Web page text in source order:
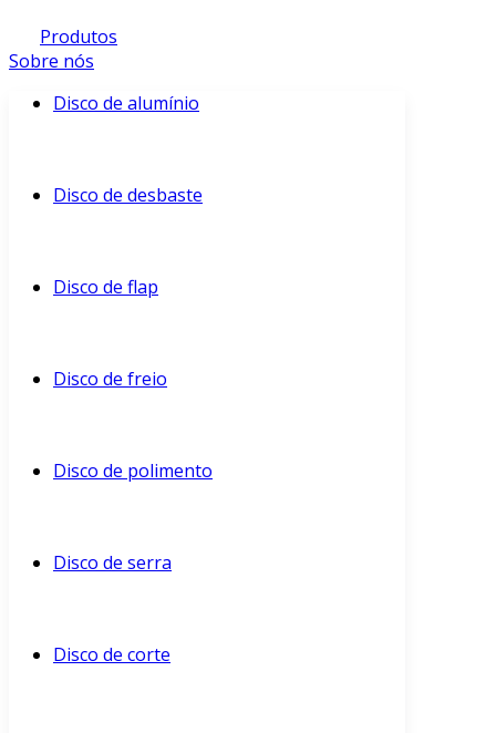
Produtos
Sobre nós
Disco de alumínio
Disco de desbaste
Disco de flap
Disco de freio
Disco de polimento
Disco de serra
Disco de corte